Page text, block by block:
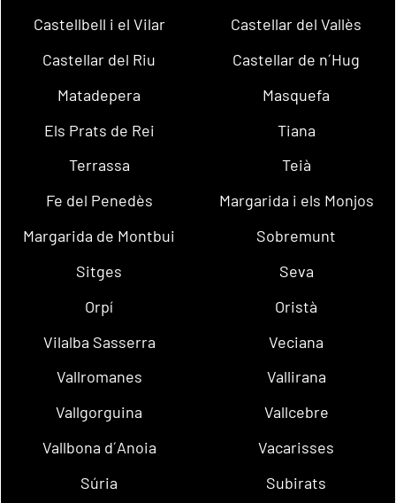
Castellbell i el Vilar
Castellar del Vallès
Castellar del Riu
Castellar de n´Hug
Matadepera
Masquefa
Els Prats de Rei
Tiana
Terrassa
Teià
Fe del Penedès
Margarida i els Monjos
Margarida de Montbui
Sobremunt
Sitges
Seva
Orpí
Oristà
Vilalba Sasserra
Veciana
Vallromanes
Vallirana
Vallgorguina
Vallcebre
Vallbona d´Anoia
Vacarisses
Súria
Subirats